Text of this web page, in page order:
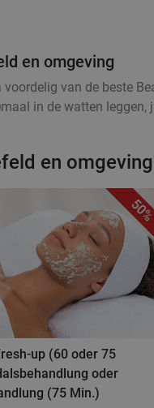
en omgeving
van de beste
in de watten
en omgeving
up (60 oder 75
oder
(75 Min.)